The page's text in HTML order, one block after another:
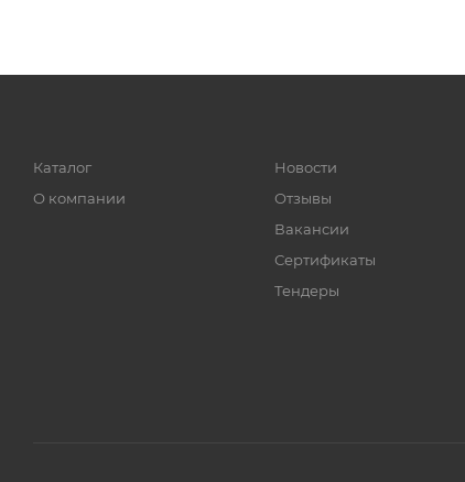
Каталог
О компании
Новости
Отзывы
Вакансии
Сертификаты
Тендеры